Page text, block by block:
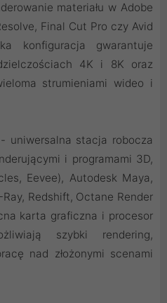
materiału w Adobe
Final Cut Pro czy Avid
konfiguracja gwarantuje
4K i 8K oraz
strumieniami wideo i
- uniwersalna stacja robocza
i programami 3D,
Eevee), Autodesk Maya,
Redshift, Octane Render
karta graficzna i procesor
szybki rendering,
nad złożonymi scenami